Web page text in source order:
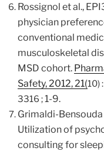
Rossignol et al.,
physician
conventional
musculoskeletal
MSD cohort.
Safety, 2012, 21(10) :
3316 ; 1-9.
Grimaldi-Bensouda
Utilization of
consulting for